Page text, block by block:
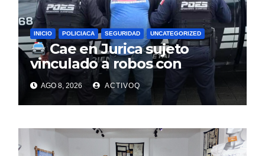
INICIO POLICIACA SEGURIDAD UNCATEGORIZED
Cae en Jurica sujeto
vinculado a robos con
violencia en negocios de
Querétaro y Guanajuato
AGO 8, 2026 ACTIVOQ